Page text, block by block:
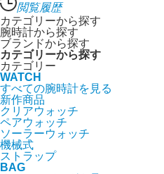
閲覧履歴
カテゴリーから探す
腕時計から探す
ブランドから探す
カテゴリーから探す
カテゴリー
WATCH
すべての腕時計を見る
新作商品
クリアウォッチ
ペアウォッチ
ソーラーウォッチ
機械式
ストラップ
BAG